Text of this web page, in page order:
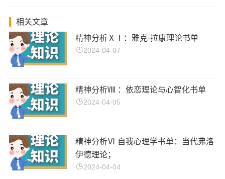
相关文章
精神分析ⅩⅠ：雅克·拉康理论书单
2024-04-07
精神分析Ⅷ ：依恋理论与心智化书单
2024-04-05
精神分析Ⅵ 自我心理学书单：当代弗洛
伊德理论；
2024-04-04